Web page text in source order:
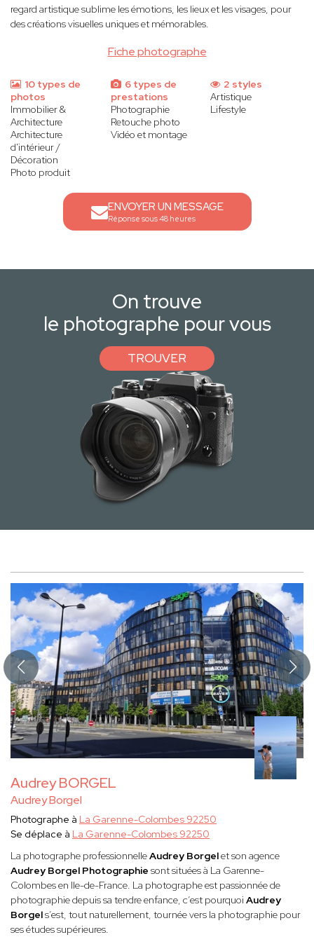
Fiche photographe
regard artistique sublime les émotions, les lieux et les visages, pour
des créations visuelles uniques et mémorables.
10 types de
photos
Immobilier &
Architecture
Architecture
d'intérieur /
Décoration
Photo produit
6 types de
prestations
Photographie
Retouche photo
Vidéo et montage
2 styles
Artistique
Lifestyle
ENVOYER UN MESSAGE
Réponse sous 48 heures
On trouve
le photographe pour vous
TROUVER
Audrey BORGEL
Audrey Borgel
Photographe à La Garenne-Colombes 92250
Se déplace à La Garenne-Colombes 92250
La photographe professionnelleAudrey Borgelet son agence
Audrey Borgel Photographie sont situées à La Garenne-
Colombes en Ile-de-France. La photographe est passionnée de
photographie depuis sa tendre enfance, c’est pourquoi Audrey
Borgels’est, tout naturellement, tournée vers la photographie pour
ses études supérieures.